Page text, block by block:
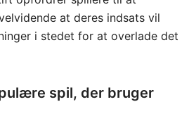
at deres indsats vil
i stedet for at overlade det
spil, der bruger